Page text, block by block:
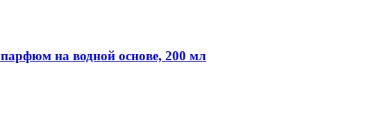
на водной основе, 200 мл